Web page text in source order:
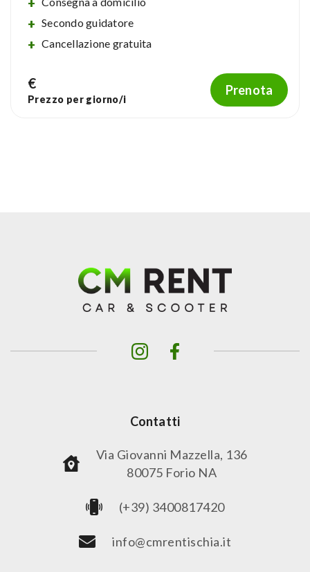
Secondo guidatore
Cancellazione gratuita
€
Prezzo per giorno/i
Prenota
Contatti
Via Giovanni Mazzella, 136
80075 Forio NA
(+39) 3400817420
info@cmrentischia.it